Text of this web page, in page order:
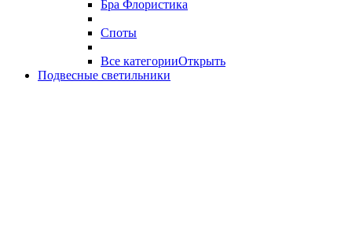
Бра Флористика
Споты
Все категорииОткрыть
Подвесные светильники